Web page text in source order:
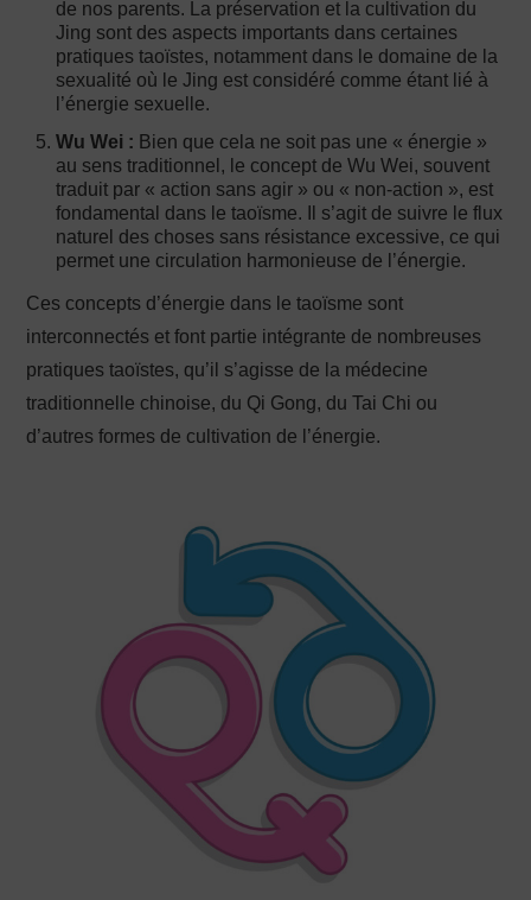
de nos parents. La préservation et la cultivation du
Jing sont des aspects importants dans certaines
pratiques taoïstes, notamment dans le domaine de la
sexualité où le Jing est considéré comme étant lié à
l’énergie sexuelle.
Wu Wei : Bien que cela ne soit pas une « énergie »
au sens traditionnel, le concept de Wu Wei, souvent
traduit par « action sans agir » ou « non-action », est
fondamental dans le taoïsme. Il s’agit de suivre le flux
naturel des choses sans résistance excessive, ce qui
permet une circulation harmonieuse de l’énergie.
Ces concepts d’énergie dans le taoïsme sont
interconnectés et font partie intégrante de nombreuses
pratiques taoïstes, qu’il s’agisse de la médecine
traditionnelle chinoise, du Qi Gong, du Tai Chi ou
d’autres formes de cultivation de l’énergie.